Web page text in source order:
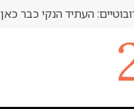
העתיד הנקי כבר כאן